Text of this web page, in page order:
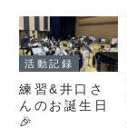
活動記録
練習&井口さ
んのお誕生日
🎉